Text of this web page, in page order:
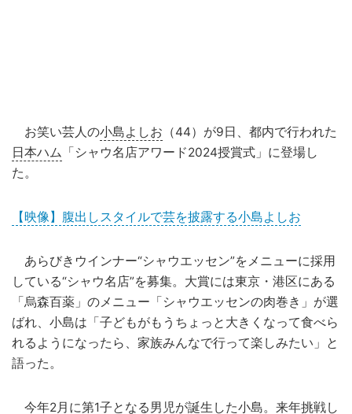
お笑い芸人の小島よしお （44）が9日、都内で行われた
日本ハム 「シャウ名店アワード2024授賞式」に登場し
た。
【映像】腹出しスタイルで芸を披露する小島よしお
あらびきウインナー“シャウエッセン”をメニューに採用
している“シャウ名店”を募集。大賞には東京・港区にある
「烏森百薬」のメニュー「シャウエッセンの肉巻き」が選
ばれ、小島は「子どもがもうちょっと大きくなって食べら
れるようになったら、家族みんなで行って楽しみたい」と
語った。
今年2月に第1子となる男児が誕生した小島。来年挑戦し